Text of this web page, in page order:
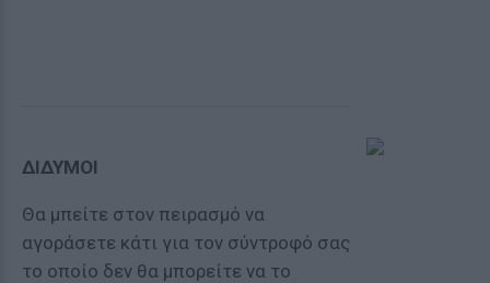
ΔΙΔΥΜΟΙ
Θα μπείτε στον πειρασμό να
αγοράσετε κάτι για τον σύντροφό σας
το οποίο δεν θα μπορείτε να το